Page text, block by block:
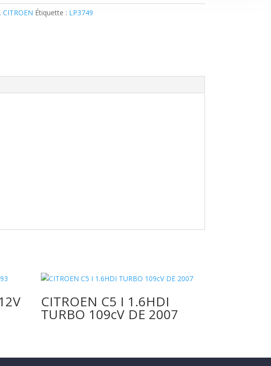
, CITROEN Étiquette : LP3749
CITROEN C5 I 1.6HDI
TURBO 109cV DE 2007